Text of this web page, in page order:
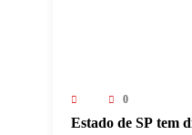
0
Estado de SP tem